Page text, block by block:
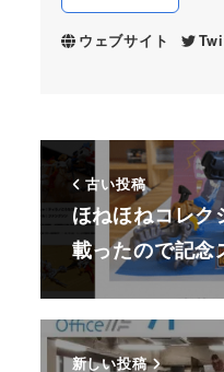
ウェブサイト
古い投稿
ほねほねコレ
載ったので記
新しい投稿